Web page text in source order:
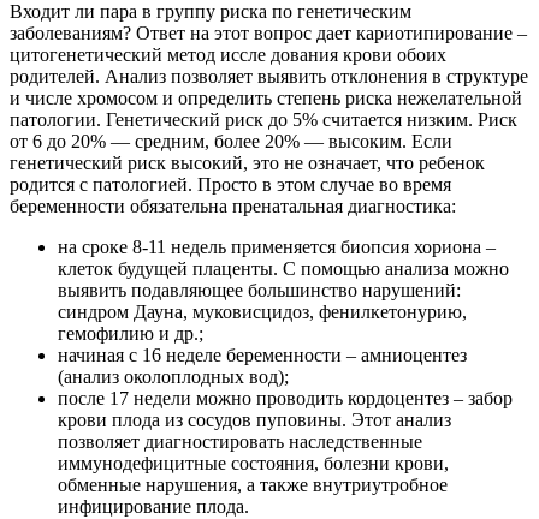
Входит ли пара в группу риска по генетическим
заболеваниям? Ответ на этот вопрос дает кариотипирование –
цитогенетический метод иссле дования крови обоих
родителей. Анализ позволяет выявить отклонения в структуре
и числе хромосом и определить степень риска нежелательной
патологии. Генетический риск до 5% считается низким. Риск
от 6 до 20% — средним, более 20% — высоким. Если
генетический риск высокий, это не означает, что ребенок
родится с патологией. Просто в этом случае во время
беременности обязательна пренатальная диагностика:
на сроке 8-11 недель применяется биопсия хориона –
клеток будущей плаценты. С помощью анализа можно
выявить подавляющее большинство нарушений:
синдром Дауна, муковисцидоз, фенилкетонурию,
гемофилию и др.;
начиная с 16 неделе беременности – амниоцентез
(анализ околоплодных вод);
после 17 недели можно проводить кордоцентез – забор
крови плода из сосудов пуповины. Этот анализ
позволяет диагностировать наследственные
иммунодефицитные состояния, болезни крови,
обменные нарушения, а также внутриутробное
инфицирование плода.